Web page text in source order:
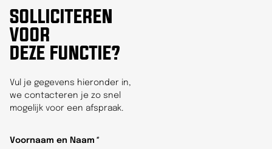
SOLLICITEREN
VOOR
DEZE FUNCTIE?
Vul je gegevens hieronder in,
we contacteren je zo snel
mogelijk voor een afspraak.
Voornaam en Naam *